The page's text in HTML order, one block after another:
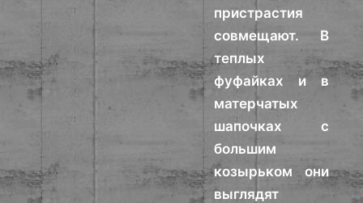
пристрастия
совмещают. В
теплых
фуфайках и в
матерчатых
шапочках с
большим
козырьком они
выглядят